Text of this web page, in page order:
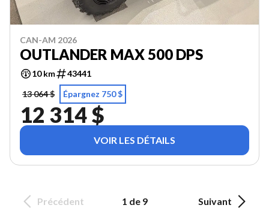
CAN-AM 2026
OUTLANDER MAX 500 DPS
10 km
43441
13 064 $
Épargnez 750 $
12 314 $
VOIR LES DÉTAILS
Précédent 1 de 9 Suivant